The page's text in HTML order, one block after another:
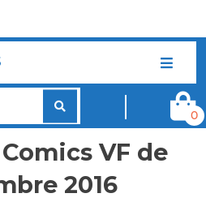
0
VF de
2016